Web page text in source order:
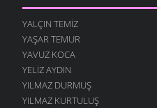
YALÇIN TEMIZ
YAŞAR TEMUR
YAVUZ KOCA
YELIZ AYDIN
YILMAZ DURMUŞ
YILMAZ KURTULUŞ